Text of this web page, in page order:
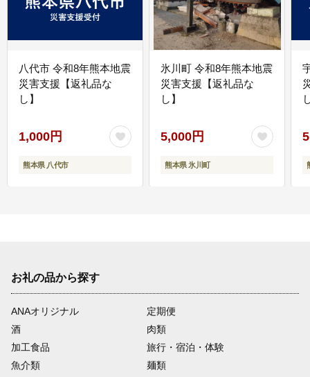
八代市 令和8年熊本地震
災害支援【返礼品な
し】
1,000円
熊本県 八代市
氷川町 令和8年熊本地震
災害支援【返礼品な
し】
5,000円
熊本県 氷川町
お礼の品から探す
ANAオリジナル
定期便
酒
肉類
加工食品
旅行・宿泊・体験
魚介類
麺類